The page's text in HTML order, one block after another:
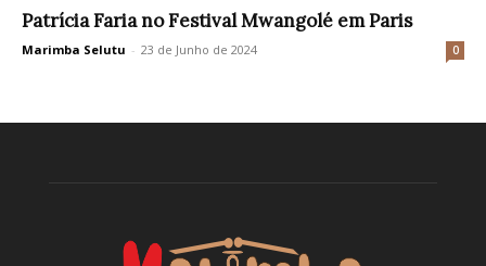
Patrícia Faria no Festival Mwangolé em Paris
Marimba Selutu - 23 de Junho de 2024 0